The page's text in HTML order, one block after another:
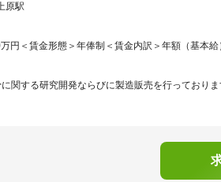
原駅
円＜賃金形態＞年俸制＜賃金内訳＞年額（基本
関する研究開発ならびに製造販売を行っており